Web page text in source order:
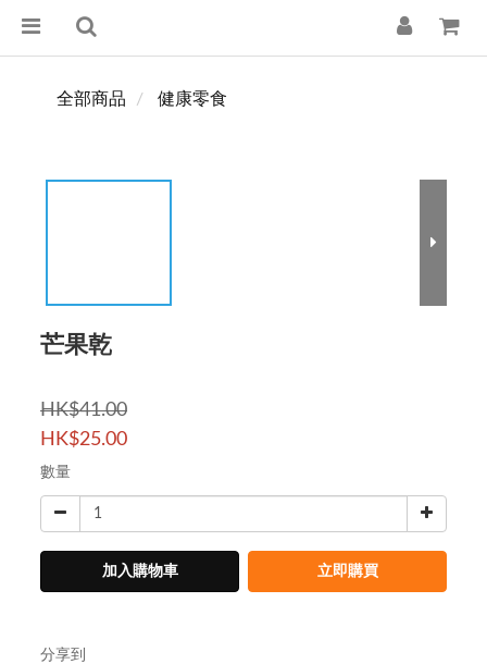
全部商品 健康零食
芒果乾
HK$41.00
HK$25.00
數量
加入購物車 立即購買
分享到